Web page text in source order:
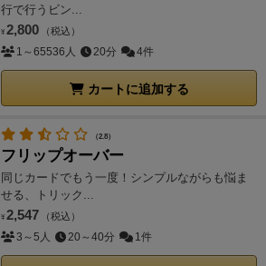
行で行うビン...
¥ 2,800 （税込）
1～65536人 20分 4件
カートに追加する
（2.8）
フリップオーバー
同じカードでもう一度！シンプルながらも悩ま
せる、トリック...
¥ 2,547 （税込）
3～5人 20～40分 1件